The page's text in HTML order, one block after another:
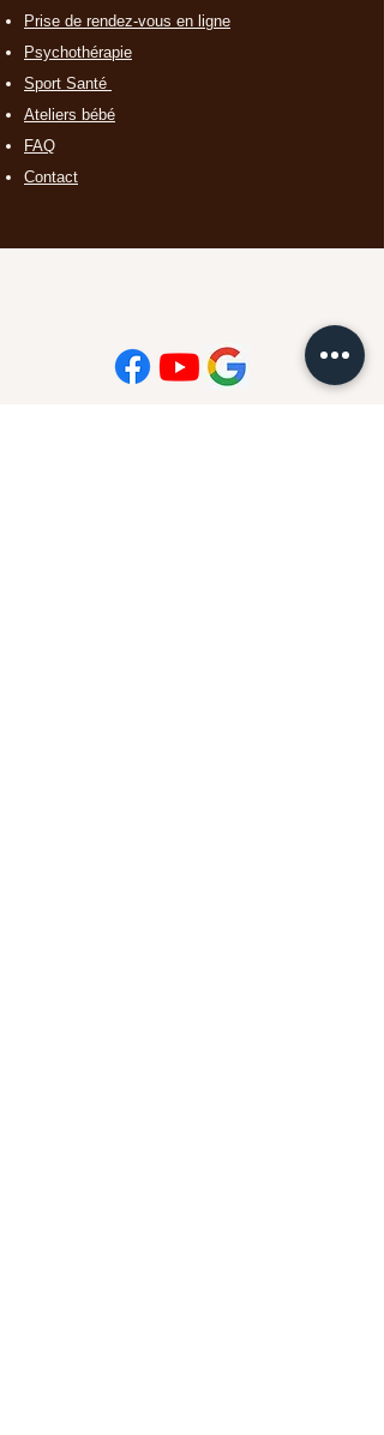
Prise de rendez-vous en ligne
Psychothérapie
Sport Santé
Ateliers bébé
FAQ
Contact